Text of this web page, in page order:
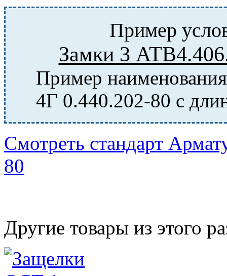
Пример
Замки 3
Пример
4Г 0.440.202-80 с
Смотреть стандарт
80
Другие товары из этого